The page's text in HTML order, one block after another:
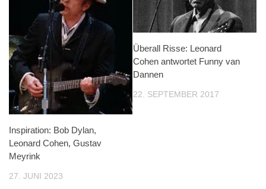
Inspiration: Bob Dylan,
Leonard Cohen, Gustav
Meyrink
27. JUNI 2023
Überall Risse: Leonard
Cohen antwortet Funny van
Dannen
22. SEPTEMBER 2017